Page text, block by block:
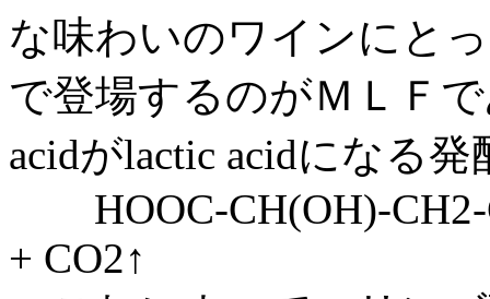
な味わいのワインにと
で登場するのがＭＬＦ
acidがlactic acidになる
HOOC-CH(OH)-CH2-
+ CO2↑